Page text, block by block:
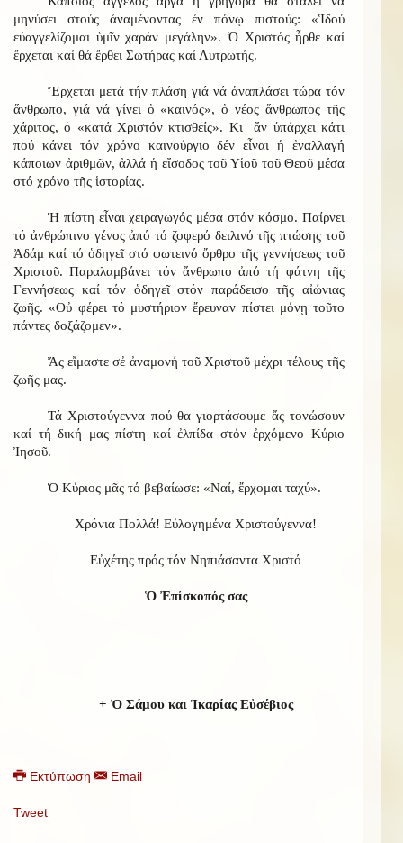
μηνύσει στούς ἀναμένοντας ἐν πόνῳ πιστούς: «Ἱδού
εὐαγγελίζομαι ὑμῖν χαράν μεγάλην». Ὁ Χριστός ἦρθε καί
ἔρχεται καί θά ἔρθει Σωτήρας καί Λυτρωτής.
Ἔρχεται μετά τήν πλάση γιά νά ἀναπλάσει τώρα τόν
ἄνθρωπο, γιά νά γίνει ὁ «καινός», ὁ νέος ἄνθρωπος τῆς
χάριτος, ὁ «κατά Χριστόν κτισθείς». Κι ἄν ὑπάρχει κάτι
πού κάνει τόν χρόνο καινούργιο δέν εἶναι ἡ ἐναλλαγή
κάποιων ἀριθμῶν, ἀλλά ἡ εἴσοδος τοῦ Υἱοῦ τοῦ Θεοῦ μέσα
στό χρόνο τῆς ἱστορίας.
Ἡ πίστη εἶναι χειραγωγός μέσα στόν κόσμο. Παίρνει
τό ἀνθρώπινο γένος ἀπό τό ζοφερό δειλινό τῆς πτώσης τοῦ
Ἀδάμ καί τό ὁδηγεῖ στό φωτεινό ὄρθρο τῆς γεννήσεως τοῦ
Χριστοῦ. Παραλαμβάνει τόν ἄνθρωπο ἀπό τή φάτνη τῆς
Γεννήσεως καί τόν ὁδηγεῖ στόν παράδεισο τῆς αἰώνιας
ζωῆς. «Οὐ φέρει τό μυστήριον ἔρευναν πίστει μόνῃ τοῦτο
πάντες δοξάζομεν».
Ἄς εἴμαστε σἐ ἀναμονή τοῦ Χριστοῦ μέχρι τέλους τῆς
ζωῆς μας.
Τά Χριστούγεννα πού θα γιορτάσουμε ἄς τονώσουν
καί τή δική μας πίστη καί ἐλπίδα στόν ἐρχόμενο Κύριο
Ἰησοῦ.
Ὁ Κύριος μᾶς τό βεβαίωσε: «Ναί, ἔρχομαι ταχύ».
Χρόνια Πολλά! Εὐλογημένα Χριστούγεννα!
Εὐχέτης πρός τόν Νηπιάσαντα Χριστό
Ὁ Ἐπίσκοπός σας
+ Ὁ Σάμου και Ἰκαρίας Εὐσέβιος
Εκτύπωση Email
Tweet